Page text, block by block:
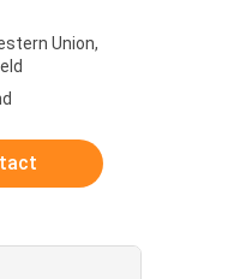
Union,